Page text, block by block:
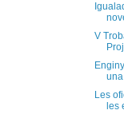
V
Les
les